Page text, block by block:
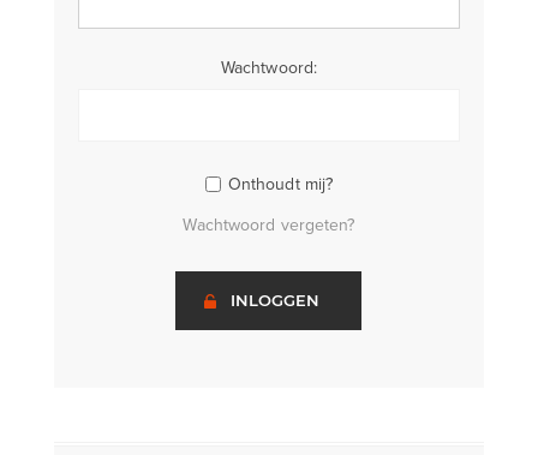
Wachtwoord:
Onthoudt mij?
Wachtwoord vergeten?
INLOGGEN